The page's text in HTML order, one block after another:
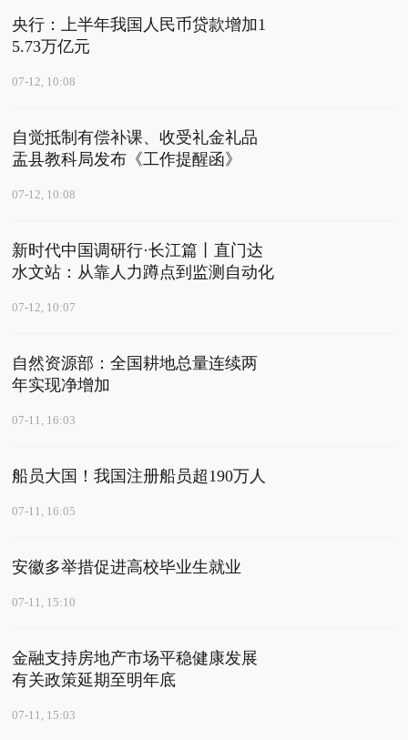
央行：上半年我国人民币贷款增加1
5.73万亿元
07-12, 10:08
自觉抵制有偿补课、收受礼金礼品
盂县教科局发布《工作提醒函》
07-12, 10:08
新时代中国调研行·长江篇丨直门达
水文站：从靠人力蹲点到监测自动化
07-12, 10:07
自然资源部：全国耕地总量连续两
年实现净增加
07-11, 16:03
船员大国！我国注册船员超190万人
07-11, 16:05
安徽多举措促进高校毕业生就业
07-11, 15:10
金融支持房地产市场平稳健康发展
有关政策延期至明年底
07-11, 15:03